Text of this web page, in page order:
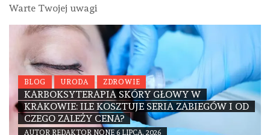
Warte Twojej uwagi
BLOG URODA ZDROWIE
KARBOKSYTERAPIA SKÓRY GŁOWY W
KRAKOWIE: ILE KOSZTUJE SERIA ZABIEGÓW I OD
CZEGO ZALEŻY CENA?
AUTOR REDAKTOR NONE 6 LIPCA, 2026